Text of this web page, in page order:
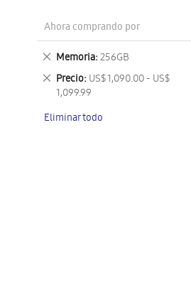
Ahora comprando por
Memoria 256GB
Eliminar
este
artículo
Precio US$ 1,090.00 - US$
1,099.99
Eliminar
este
Eliminar todo